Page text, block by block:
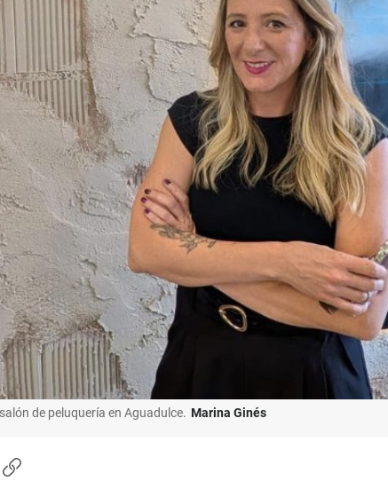
de peluquería en Aguadulce. Marina Ginés
Copiar